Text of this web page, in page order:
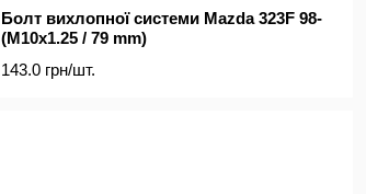
Болт вихлопної системи Mazda 323F 98-
(M10x1.25 / 79 mm)
143.0 грн/шт.